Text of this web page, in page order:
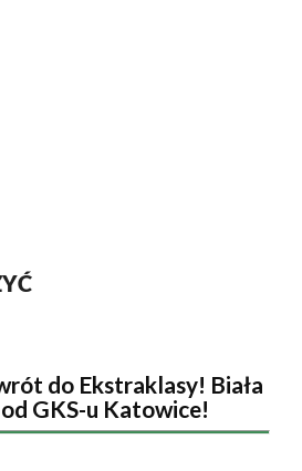
do Ekstraklasy! Biała
GKS-u Katowice!